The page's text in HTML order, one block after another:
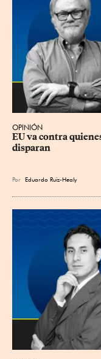
OPINIÓN
EU va contra
disparan
Por Eduardo Ruiz-Healy